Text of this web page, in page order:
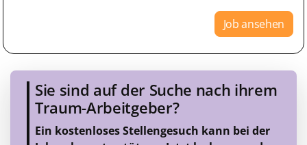
Job ansehen
Sie sind auf der Suche nach ihrem
Traum-Arbeitgeber?
Ein kostenloses Stellengesuch kann bei der